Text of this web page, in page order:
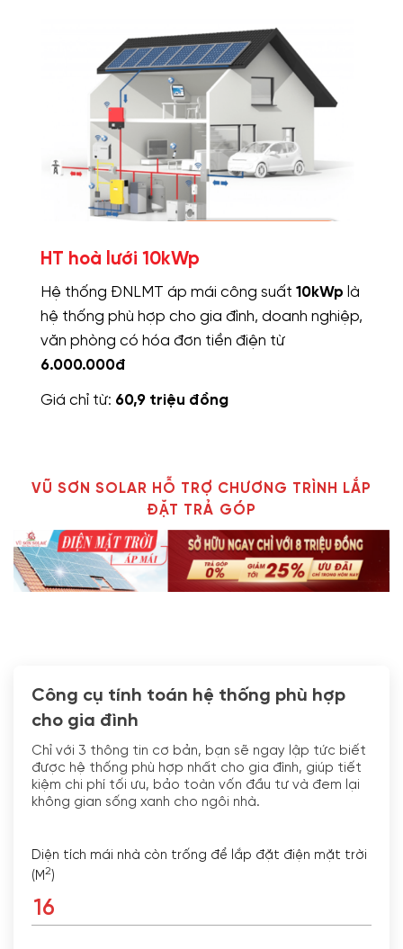
HT hoà lưới 10kWp
Hệ thống ĐNLMT áp mái công suất 10kWp là
hệ thống phù hợp cho gia đình, doanh nghiệp,
văn phòng có hóa đơn tiền điện từ
6.000.000đ
Giá chỉ từ: 60,9 triệu đồng
VŨ SƠN SOLAR HỖ TRỢ CHƯƠNG TRÌNH LẮP
ĐẶT TRẢ GÓP
Công cụ tính toán hệ thống phù hợp
cho gia đình
Chỉ với 3 thông tin cơ bản, bạn sẽ ngay lập tức biết
được hệ thống phù hợp nhất cho gia đình, giúp tiết
kiệm chi phí tối ưu, bảo toàn vốn đầu tư và đem lại
không gian sống xanh cho ngôi nhà.
Diện tích mái nhà còn trống để lắp đặt điện mặt trời
(M2)